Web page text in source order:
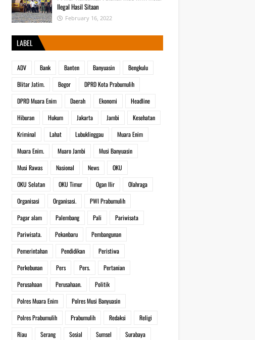
Ilegal Hasil Sitaan
February 16, 2022
LABEL
ADV Bank Banten Banyuasin
Bengkulu
Blitar Jatim.
Bogor
DPRD Kota Prabumulih
DPRD Muara Enim
Daerah Ekonomi
Headline
Hiburan
Hukum Jakarta Jambi
Kesehatan
Kriminal
Lahat Lubuklinggau
Muara Enim
Muara Enim.
Muaro Jambi
Musi Banyuasin
Musi Rawas
Nasional News
OKU
OKU Selatan
OKU Timur Ogan Ilir
Olahraga
Organisasi
Organisasi.
PWI Prabumulih
Pagar alam
Palembang Pali
Pariwisata
Pariwisata.
Pekanbaru
Pembangunan
Pemerintahan
Pendidikan
Peristiwa
Perkebunan
Pers Pers.
Pertanian
Perusahaan
Perusahaan.
Politik
Polres Muara Enim
Polres Musi Banyuasin
Polres Prabumulih
Prabumulih Redaksi
Religi
Riau
Serang Sosial Sumsel
Surabaya